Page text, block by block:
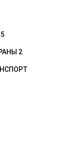
5
2